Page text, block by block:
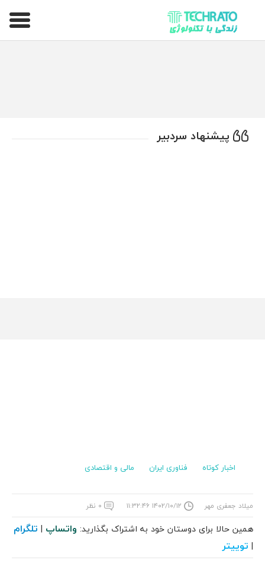
تکراتو – زندگی با تکنولوژی
پیشنهاد سردبیر
اخبار کوتاه فناوری ایران مالی و اقتصادی
میلاد جعفری مهر ۱۴۰۲/۱۰/۱۲ ۱۱:۳۲:۴۶ ۰ نظر
همین حالا برای دوستان خود به اشتراک بگذارید: واتساپ | تلگرام
| توییتر